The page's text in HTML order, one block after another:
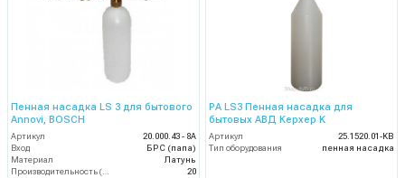
Пенная насадка LS 3 для бытового
Annovi, BOSCH
Артикул
20.000.43 - 8A
Вход
БРС (папа)
Материал
Латунь
Производительность (л/мин)
20
PA LS3 Пенная насадка для
бытовых АВД Керхер K
Артикул
25.1520.01-KB
Тип оборудования
пенная насадка